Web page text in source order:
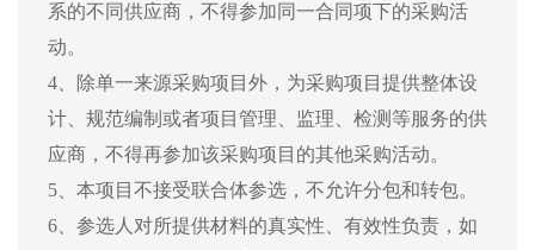
系的不同供应商，不得参加同一合同项下的采购活
动。
4、除单一来源采购项目外，为采购项目提供整体设
计、规范编制或者项目管理、监理、检测等服务的供
应商，不得再参加该采购项目的其他采购活动。
5、本项目不接受联合体参选，不允许分包和转包。
6、参选人对所提供材料的真实性、有效性负责，如